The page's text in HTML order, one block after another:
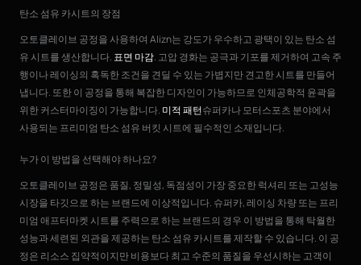
탄소 섬유 카시트의 장점
오토클레이브 공정을 사용하여 Alizn는 강도가 우수하고 광택이 있는 탄소 섬
유 시트를 생산합니다. 표면 마감. 고압 경화는 공극과 기포를 제거하여 고속 주
행이나 레이싱의 혹독한 조건을 견딜 수 있는 가볍지만 견고한 시트를 만들어
냅니다. 또한 이 공정을 통해 복잡한 디자인이 가능하므로 인체공학적 윤곽을
위한 커스터마이징이 가능합니다. 미적 패턴슈퍼카나 모터스포츠 분야에서
사용되는 프리미엄 탄소 섬유 버킷 시트에 필수적인 소재입니다.
누가 이 방법을 선택해야 하나요?
오토클레이브 공정은 품질, 정밀성, 독점성이 가장 중요한 럭셔리 또는 고성능
시장을 타깃으로 하는 브랜드에 이상적입니다. 슈퍼카, 레이싱 차량 또는 프리
미엄 애프터마켓 시트를 주력으로 하는 브랜드의 경우 이 방법을 통해 탁월한
성능과 세련된 외관을 제공하는 탄소 섬유 카시트를 제작할 수 있습니다. 이 공
정은 리소스 집약적이지만 비용보다 최고 수준의 품질을 우선시하는 고객이